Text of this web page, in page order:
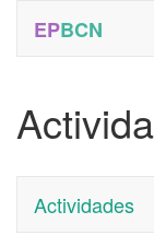
EPBCN
Actividades